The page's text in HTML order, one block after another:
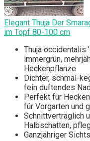
Elegant Thuja Der
im Topf 80-100 cm
Thuja occidentalis
immergrün,
Heckenpflanze
Dichter, schmal-
fein duftendes
Perfekt für
für Vorgarten und
Schnittverträglich
Halbschatten,
Ganzjähriger